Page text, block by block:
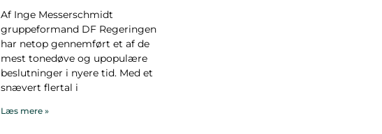
Af Inge Messerschmidt
gruppeformand DF Regeringen
har netop gennemført et af de
mest tonedøve og upopulære
beslutninger i nyere tid. Med et
snævert flertal i
Læs mere »